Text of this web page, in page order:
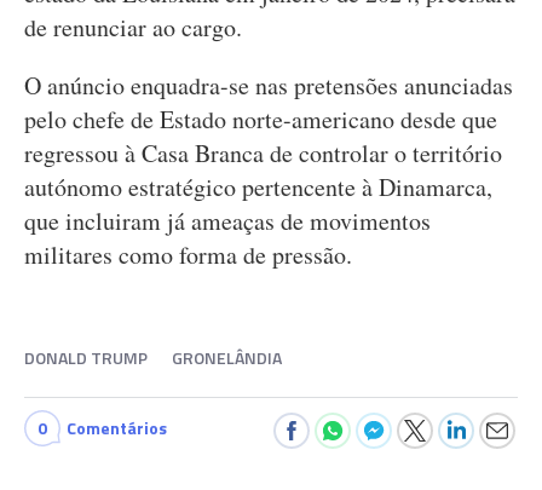
de renunciar ao cargo.
O anúncio enquadra-se nas pretensões anunciadas
pelo chefe de Estado norte-americano desde que
regressou à Casa Branca de controlar o território
autónomo estratégico pertencente à Dinamarca,
que incluiram já ameaças de movimentos
militares como forma de pressão.
DONALD TRUMP GRONELÂNDIA
0 Comentários